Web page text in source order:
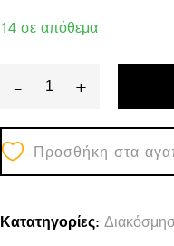
14 σε απόθεμα
-
ΕΠΙΤΡΑΠΕΖΙΟ
ΔΙΑΚΟΣΜΗΤΙΚΟ
ΒΑΖΟ
NELLY
ΤΕΡΑΚΟΤΑ
+
Προσθήκη στα
Κατατηγορίες: